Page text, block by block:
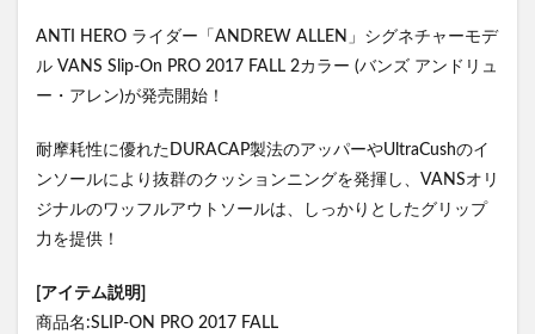
ANTI HERO ライダー「ANDREW ALLEN」シグネチャーモデ
ル VANS Slip-On PRO 2017 FALL 2カラー (バンズ アンドリュ
ー・アレン)が発売開始！
耐摩耗性に優れたDURACAP製法のアッパーやUltraCushのイ
ンソールにより抜群のクッションニングを発揮し、VANSオリ
ジナルのワッフルアウトソールは、しっかりとしたグリップ
力を提供！
[アイテム説明]
商品名:SLIP-ON PRO 2017 FALL